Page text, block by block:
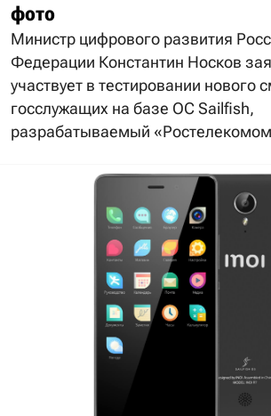
фото
Министр цифрового развития
Федерации Константин Носков
участвует в тестировании нового
госслужащих на базе ОС Sailfish,
разрабатываемый